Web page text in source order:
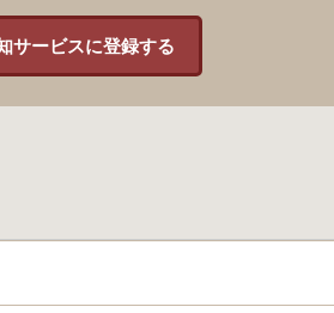
サービスに登録する